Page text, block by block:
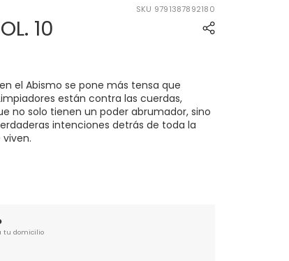
SKU 9791387892180
10
el Abismo se pone más tensa que
están contra las cuerdas,
no solo tienen un poder abrumador, sino
intenciones detrás de toda la
tu domicilio